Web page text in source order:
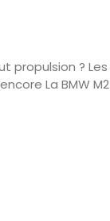
propulsion ? Les
La BMW M2